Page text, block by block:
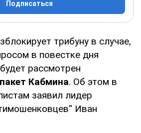
Подписаться
трибуну в случае,
в повестке дня
рассмотрен
Кабмина. Об этом в
заявил лидер
Иван